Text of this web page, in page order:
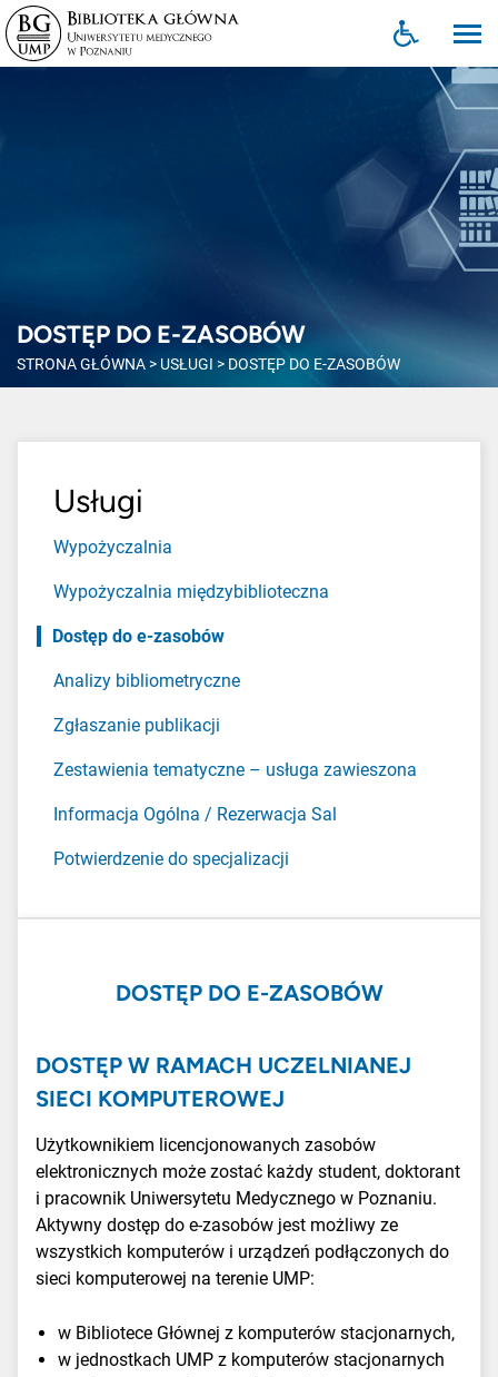
DOSTĘP DO E-ZASOBÓW
STRONA GŁÓWNA > USŁUGI > DOSTĘP DO E-ZASOBÓW
Usługi
Wypożyczalnia
Wypożyczalnia międzybiblioteczna
Dostęp do e-zasobów
Analizy bibliometryczne
Zgłaszanie publikacji
Zestawienia tematyczne – usługa zawieszona
Informacja Ogólna / Rezerwacja Sal
Potwierdzenie do specjalizacji
DOSTĘP DO E-ZASOBÓW
DOSTĘP W RAMACH UCZELNIANEJ
SIECI KOMPUTEROWEJ
Użytkownikiem licencjonowanych zasobów
elektronicznych może zostać każdy student, doktorant
i pracownik Uniwersytetu Medycznego w Poznaniu.
Aktywny dostęp do e-zasobów jest możliwy ze
wszystkich komputerów i urządzeń podłączonych do
sieci komputerowej na terenie UMP:
w Bibliotece Głównej z komputerów stacjonarnych,
w jednostkach UMP z komputerów stacjonarnych